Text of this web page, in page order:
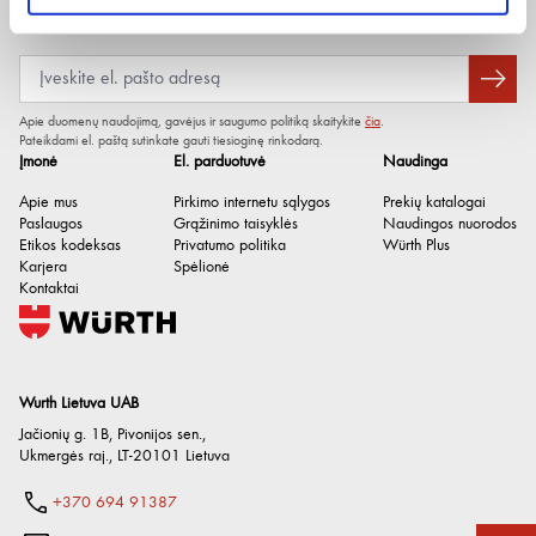
Wurth Lietuva UAB
Jačionių g. 1B, Pivonijos sen.,
Ukmergės raj., LT-20101 Lietuva
+370 694 91387
Įmonė
Apie mus
Paslaugos
Etikos kodeksas
Karjera
Kontaktai
El. parduotuvė
Pirkimo internetu sąlygos
Grąžinimo taisyklės
Privatumo politika
Spėlionė
Naudinga
Prekių katalogai
Naudingos nuorodos
Würth Plus
Apie duomenų naudojimą, gavėjus ir saugumo politiką skaitykite čia.
Pateikdami el. paštą sutinkate gauti tiesioginę rinkodarą.